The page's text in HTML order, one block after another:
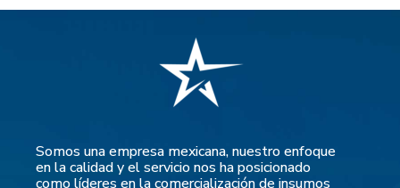
Somos una empresa mexicana, nuestro enfoque
en la calidad y el servicio nos ha posicionado
como líderes en la comercialización de insumos